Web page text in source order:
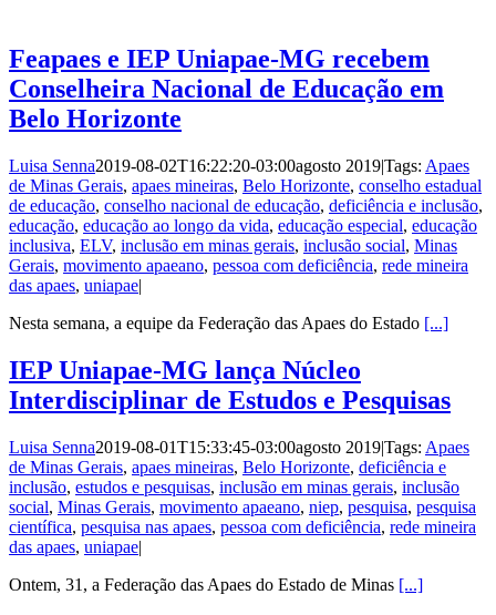
Feapaes e IEP Uniapae-MG recebem
Conselheira Nacional de Educação em
Belo Horizonte
Luisa Senna2019-08-02T16:22:20-03:00agosto 2019|Tags: Apaes
de Minas Gerais, apaes mineiras, Belo Horizonte, conselho estadual
de educação, conselho nacional de educação, deficiência e inclusão,
educação, educação ao longo da vida, educação especial, educação
inclusiva, ELV, inclusão em minas gerais, inclusão social, Minas
Gerais, movimento apaeano, pessoa com deficiência, rede mineira
das apaes, uniapae|
Nesta semana, a equipe da Federação das Apaes do Estado [...]
IEP Uniapae-MG lança Núcleo
Interdisciplinar de Estudos e Pesquisas
Luisa Senna2019-08-01T15:33:45-03:00agosto 2019|Tags: Apaes
de Minas Gerais, apaes mineiras, Belo Horizonte, deficiência e
inclusão, estudos e pesquisas, inclusão em minas gerais, inclusão
social, Minas Gerais, movimento apaeano, niep, pesquisa, pesquisa
científica, pesquisa nas apaes, pessoa com deficiência, rede mineira
das apaes, uniapae|
Ontem, 31, a Federação das Apaes do Estado de Minas [...]